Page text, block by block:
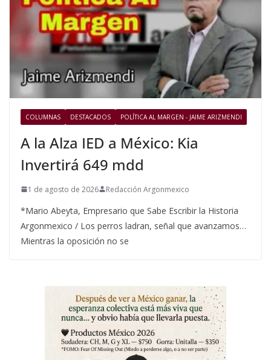
COLUMNAS DESTACADOS POLÍTICA AL MARGEN - JAIME ARIZMENDI
A la Alza IED a México: Kia
Invertirá 649 mdd
1 de agosto de 2026 Redacción Argonmexico
*Mario Abeyta, Empresario que Sabe Escribir la Historia
Argonmexico / Los perros ladran, señal que avanzamos…
Mientras la oposición no se